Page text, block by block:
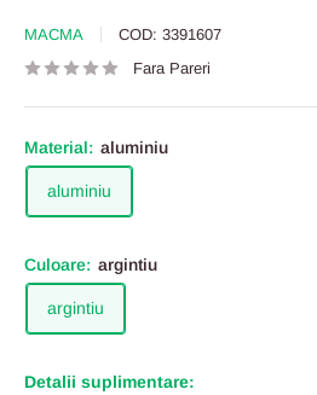
MACMA COD: 3391607
Fara Pareri
Material: aluminiu
aluminiu
Culoare: argintiu
argintiu
Detalii suplimentare: